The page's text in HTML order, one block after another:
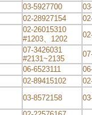
03-5927700
02-28927154
02-26015310
#1203、 1202
07-3426031
#2131~2135
06-6523111
02-89415102
03-8572158